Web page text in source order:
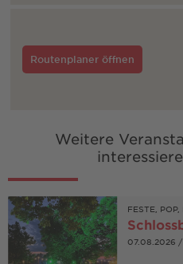
Routenplaner öffnen
Weitere
FESTE,
07.08.2026